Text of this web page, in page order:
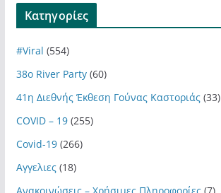
Kατηγορίες
#Viral (554)
38ο River Party(60)
41η Διεθνής Έκθεση Γούνας Καστοριάς(33)
COVID – 19(255)
Covid-19(266)
Αγγελιες(18)
Ανακοινώσεις – Χρήσιμες Πληροφορίες(7)